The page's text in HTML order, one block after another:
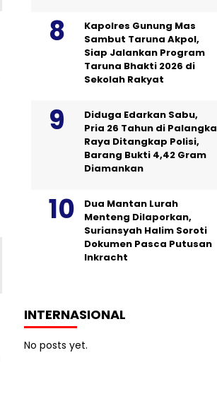
Kapolres Gunung Mas
Sambut Taruna Akpol,
Siap Jalankan Program
Taruna Bhakti 2026 di
Sekolah Rakyat
Diduga Edarkan Sabu,
Pria 26 Tahun di Palangka
Raya Ditangkap Polisi,
Barang Bukti 4,42 Gram
Diamankan
Dua Mantan Lurah
Menteng Dilaporkan,
Suriansyah Halim Soroti
Dokumen Pasca Putusan
Inkracht
INTERNASIONAL
No posts yet.